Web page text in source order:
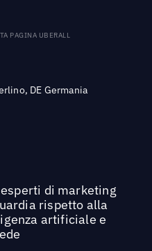
PAGINA UBERALL
DE Germania
di marketing
rispetto alla
artificiale e